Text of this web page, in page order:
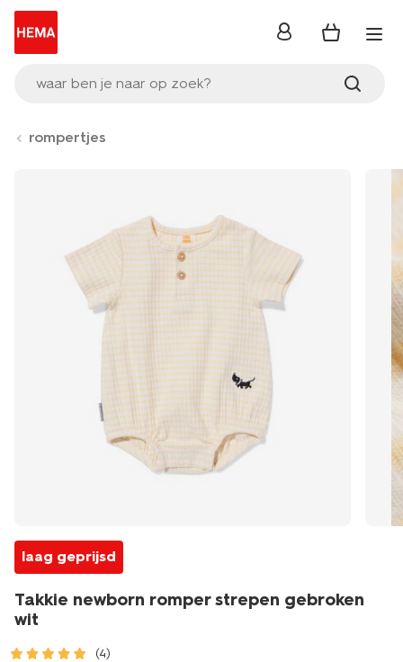
waar ben je naar op zoek?
inloggen
rompertjes
laag geprijsd
Takkie newborn romper strepen gebroken
wit
(4)